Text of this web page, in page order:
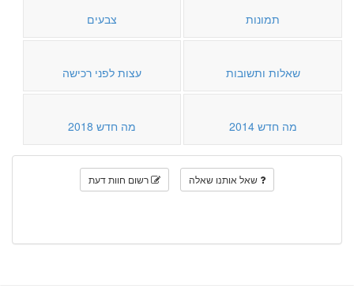
תמונות צבעים
שאלות ותשובות עצות לפני רכישה
מה חדש 2014 מה חדש 2018
שאל אותנו שאלה רשום חוות דעת